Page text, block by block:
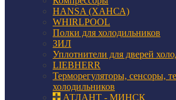
HANSA (ХАНСА)
WHIRLPOOL
Полки для холодильников
ЗИЛ
Уплотнители для дверей
LIEBHERR
Терморегуляторы, сенсоры,
холодильников
АТЛАНТ - МИНСК